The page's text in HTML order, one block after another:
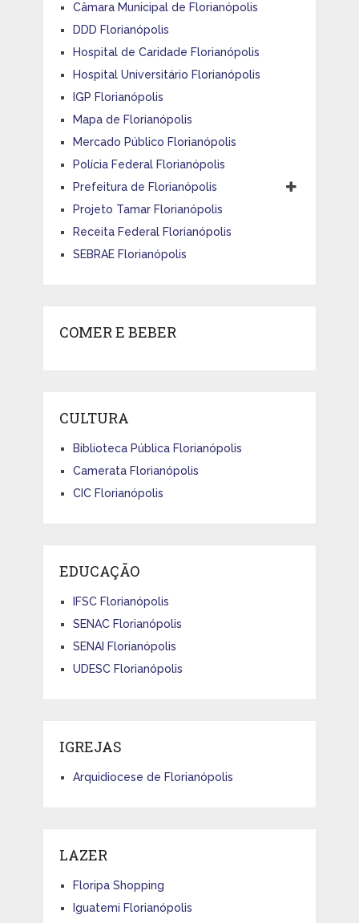
Câmara Municipal de Florianópolis
DDD Florianópolis
Hospital de Caridade Florianópolis
Hospital Universitário Florianópolis
IGP Florianópolis
Mapa de Florianópolis
Mercado Público Florianópolis
Polícia Federal Florianópolis
Prefeitura de Florianópolis
Projeto Tamar Florianópolis
Receita Federal Florianópolis
SEBRAE Florianópolis
COMER E BEBER
CULTURA
Biblioteca Pública Florianópolis
Camerata Florianópolis
CIC Florianópolis
EDUCAÇÃO
IFSC Florianópolis
SENAC Florianópolis
SENAI Florianópolis
UDESC Florianópolis
IGREJAS
Arquidiocese de Florianópolis
LAZER
Floripa Shopping
Iguatemi Florianópolis